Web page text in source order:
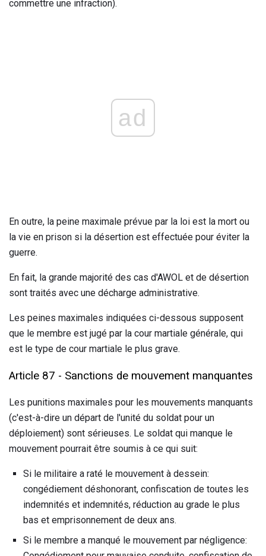
commettre une infraction).
ad
En outre, la peine maximale prévue par la loi est la mort ou
la vie en prison si la désertion est effectuée pour éviter la
guerre.
En fait, la grande majorité des cas d'AWOL et de désertion
sont traités avec une décharge administrative.
Les peines maximales indiquées ci-dessous supposent
que le membre est jugé par la cour martiale générale, qui
est le type de cour martiale le plus grave.
Article 87 - Sanctions de mouvement manquantes
Les punitions maximales pour les mouvements manquants
(c'est-à-dire un départ de l'unité du soldat pour un
déploiement) sont sérieuses. Le soldat qui manque le
mouvement pourrait être soumis à ce qui suit:
Si le militaire a raté le mouvement à dessein:
congédiement déshonorant, confiscation de toutes les
indemnités et indemnités, réduction au grade le plus
bas et emprisonnement de deux ans.
Si le membre a manqué le mouvement par négligence: